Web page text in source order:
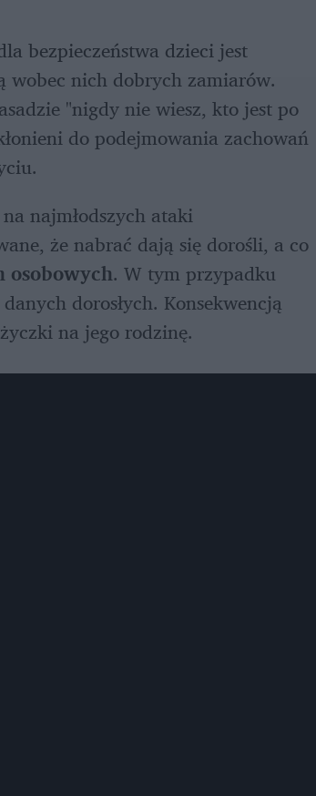
wobec nich dobrych zamiarów.
"nigdy nie wiesz, kto jest po
do podejmowania zachowań
najmłodszych ataki
że nabrać dają się dorośli, a co
osobowych. W tym przypadku
dorosłych. Konsekwencją
na jego rodzinę.